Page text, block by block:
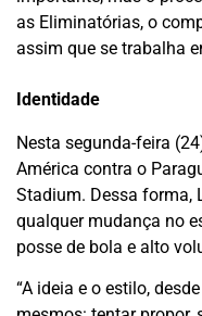
as Eliminatórias, o
assim que se trabalha
Identidade
Nesta segunda-feira
América contra o
Stadium. Dessa forma,
qualquer mudança no
posse de bola e alto
“A ideia e o estilo,